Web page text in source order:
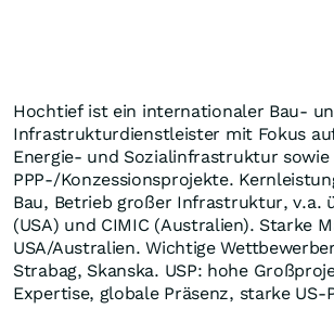
Hochtief ist ein internationaler Bau-
Infrastrukturdienstleister mit Fokus
Energie- und Sozialinfrastruktur sowie
PPP-/Konzessionsprojekte.
Bau, Betrieb großer Infrastruktur, v.a.
(USA) und CIMIC (Australien). Starke
USA/Australien. Wichtige
Strabag, Skanska. USP: hohe
Expertise, globale Präsenz, starke US-